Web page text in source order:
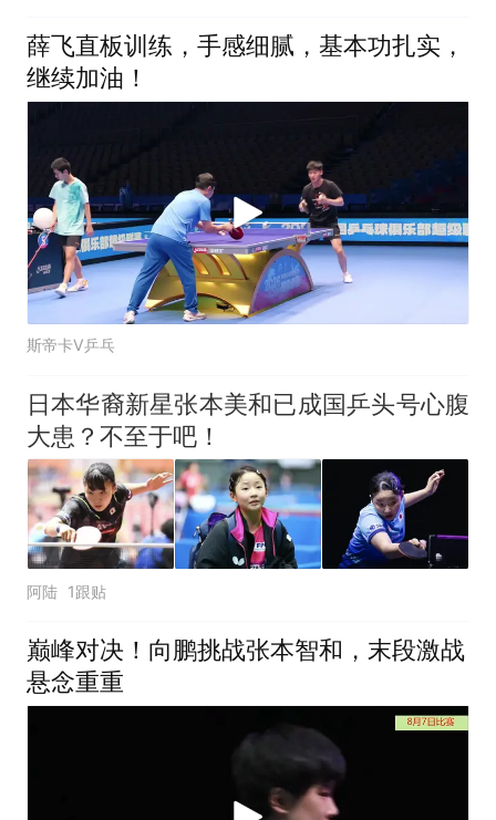
薛飞直板训练，手感细腻，基本功扎实，
继续加油！
斯帝卡V乒乓
日本华裔新星张本美和已成国乒头号心腹
大患？不至于吧！
阿陆 1跟贴
巅峰对决！向鹏挑战张本智和，末段激战
悬念重重